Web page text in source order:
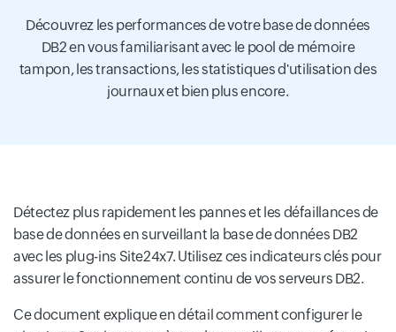
Découvrez les performances de votre base de données
DB2 en vous familiarisant avec le pool de mémoire
tampon, les transactions, les statistiques d'utilisation des
journaux et bien plus encore.
Détectez plus rapidement les pannes et les défaillances de
base de données en surveillant la base de données DB2
avec les plug-ins Site24x7. Utilisez ces indicateurs clés pour
assurer le fonctionnement continu de vos serveurs DB2.
Ce document explique en détail comment configurer le